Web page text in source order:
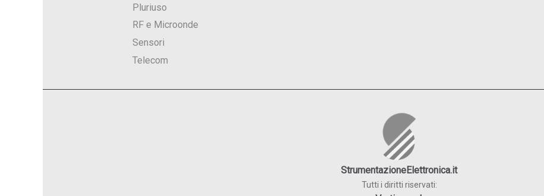
Pluriuso
RF e Microonde
Sensori
Telecom
StrumentazioneElettronica.it
Tutti i diritti riservati: